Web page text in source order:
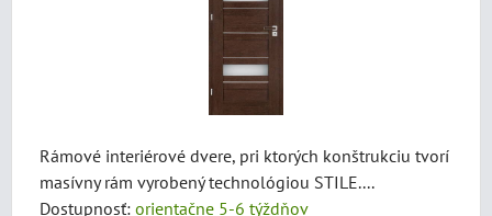
Rámové interiérové dvere, pri ktorých konštrukciu tvorí
masívny rám vyrobený technológiou STILE....
Dostupnosť: orientačne 5-6 týždňov